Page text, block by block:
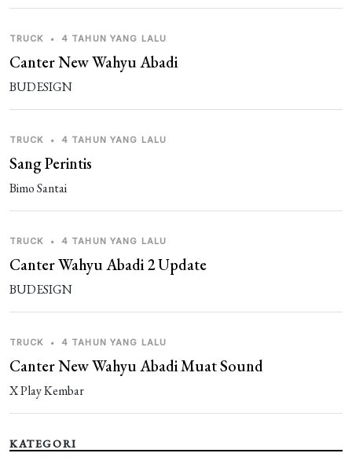
Guest_3XXCD 3 tahun yang lalu
§§§ FANTASTIS
Guest_C5DXW 3 tahun yang lalu
bus 🅑🅐🅖🅤🅢 baaaaaaaaaaaaaanget dan busnya
sama
Guest_R5GRJ 3 tahun yang lalu
sAmuel
Guest_T2DZP 3 tahun yang lalu
bagus banget
nama saya fadilah
TRUCK • 4 TAHUN YANG LALU
Canter New Wahyu Abadi
BUDESIGN
TRUCK • 4 TAHUN YANG LALU
Sang Perintis
Bimo Santai
TRUCK • 4 TAHUN YANG LALU
Canter Wahyu Abadi 2 Update
BUDESIGN
TRUCK • 4 TAHUN YANG LALU
Canter New Wahyu Abadi Muat Sound
X Play Kembar
KATEGORI